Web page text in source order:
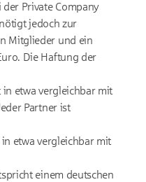
Private Company
jedoch zur
Mitglieder und ein
Die Haftung der
in etwa vergleichbar mit
Partner ist
etwa vergleichbar mit
einem deutschen